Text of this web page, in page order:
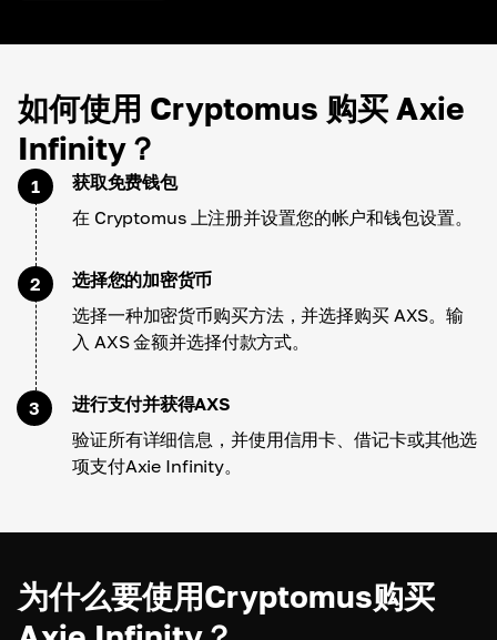
如何使用 Cryptomus 购买 Axie
Infinity？
1
获取免费钱包
在 Cryptomus 上注册并设置您的帐户和钱包设置。
2
选择您的加密货币
选择一种加密货币购买方法，并选择购买 AXS。输
入 AXS 金额并选择付款方式。
3
进行支付并获得AXS
验证所有详细信息，并使用信用卡、借记卡或其他选
项支付Axie Infinity。
为什么要使用Cryptomus购买